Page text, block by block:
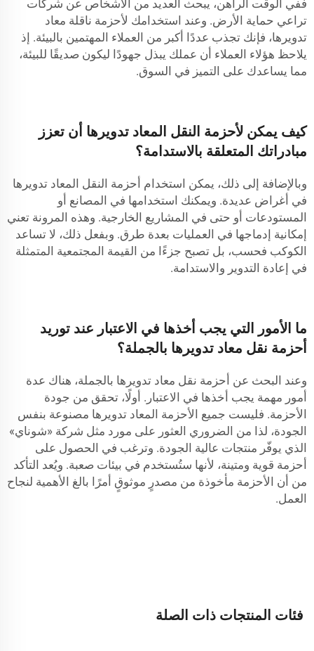
ففي الوقت الراهن، يبحث العديد من الأشخاص عن شركات
تراعي حماية الأرض. وعند استخدامك لأحزمة ناقلة معاد
تدويرها، فإنك تجذب عددًا أكبر من العملاء المهتمين بالبيئة. إذ
يلاحظ هؤلاء العملاء أن عملك يبذل جهودًا ليكون صديقًا للبيئة،
مما يساعدك على التميز في السوق.
كيف يمكن لأحزمة النقل المعاد تدويرها أن تعزز
مبادراتك المتعلقة بالاستدامة؟
وبالإضافة إلى ذلك، يمكن استخدام أحزمة النقل المعاد تدويرها
في أغراض عديدة. ويمكنك استخدامها في المصانع أو
المستودعات أو حتى في المشاريع الخارجية. وهذه المرونة تعني
إمكانية إدماجها في العمليات بعدة طرق. وبفعل ذلك، لا تساعد
الكوكب فحسب، بل تصبح جزءًا من القيمة المجتمعية المتمثلة
في إعادة التدوير والاستدامة.
ما الأمور التي يجب أخذها في الاعتبار عند توريد
أحزمة نقل معاد تدويرها بالجملة؟
وعند البحث عن أحزمة نقل معاد تدويرها بالجملة، هناك عدة
أمور مهمة يجب أخذها في الاعتبار. أولًا، تحقق من جودة
الأحزمة. فليست جميع الأحزمة المعاد تدويرها مصنوعة بنفس
الجودة، لذا من الضروري العثور على مورد مثل شركة «شوناي»
الذي يوفّر منتجات عالية الجودة. وترغب في الحصول على
أحزمة قوية ومتينة، لأنها ستُستخدم في بيئات صعبة. ويُعد التأكد
من أن الأحزمة مأخوذة من مصدرٍ موثوقٍ أمرًا بالغ الأهمية لنجاح
العمل.
فئات المنتجات ذات الصلة